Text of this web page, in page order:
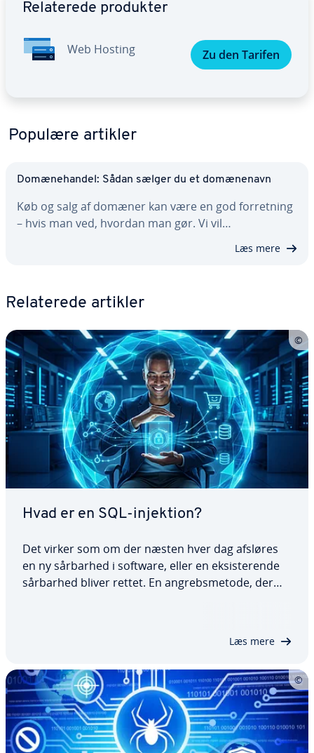
Re­la­te­re­de produkter
Web Hosting Zu den Tarifen
Populære artikler
Do­mæ­ne­han­del: Sådan sælger du et do­mæ­ne­navn
Køb og salg af domæner kan være en god for­ret­ning
– hvis man ved, hvordan man gør. Vi vil…
Læs mere
Re­la­te­re­de artikler
Hvad er en SQL-injektion?
Det virker som om der næsten hver dag afsløres
en ny sårbarhed i software, eller en ek­si­ste­ren­de
sårbarhed bliver rettet. En an­grebs­me­to­de, der
Læs mere